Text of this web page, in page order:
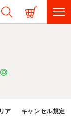
ア キャンセル規定